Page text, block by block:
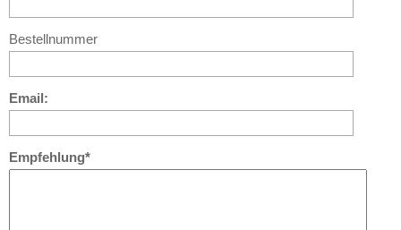
Bestellnummer
Email:
Empfehlung*